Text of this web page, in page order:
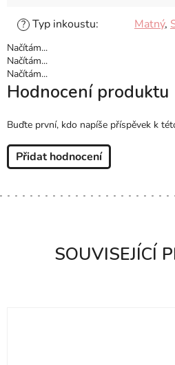
SOUVISEJÍCÍ
? Typ inkoustu: Matný,
Načítám...
Načítám...
Načítám...
Hodnocení produktu
Buďte první, kdo napíše příspěvek k
Přidat hodnocení